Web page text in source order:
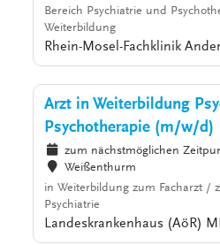
Bereich Psychiatrie und
Weiterbildung
Rhein-Mosel-Fachklinik
Arzt in Weiterbildung
Psychotherapie (m/w/d)
zum nächstmöglichen
Weißenthurm
in Weiterbildung zum Facharzt /
Psychiatrie
Landeskrankenhaus (AöR)